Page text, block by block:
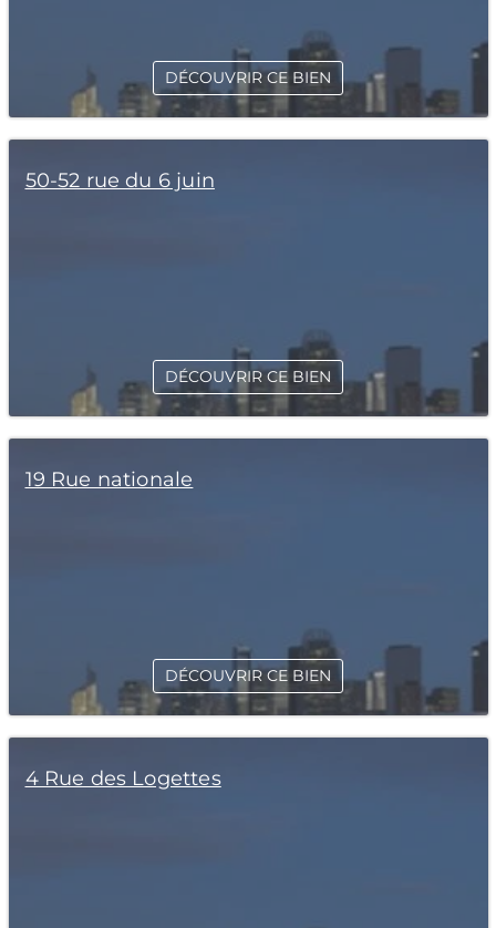
DÉCOUVRIR CE BIEN
50-52 rue du 6 juin
DÉCOUVRIR CE BIEN
19 Rue nationale
DÉCOUVRIR CE BIEN
4 Rue des Logettes